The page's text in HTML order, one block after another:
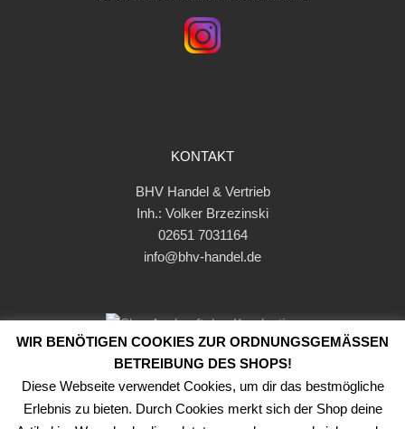
KONTAKT
BHV Handel & Vertrieb
Inh.: Volker Brzezinski
02651 7031164
info@bhv-handel.de
Copyright ©2026 BHV-Handel
WIR BENÖTIGEN COOKIES ZUR ORDNUNGSGEMÄSSEN B
ETREIBUNG DES SHOPS!
Diese Webseite verwendet Cookies, um dir das bestmögliche
Erlebnis zu bieten. Durch Cookies merkt sich der Shop deine